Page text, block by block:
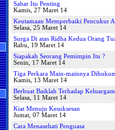
Sabar Itu Penting
Kamis, 27 Maret 14
Keutamaan Memperbaiki Pencukur
Selasa, 25 Maret 14
Surga Di atas Ridha Kedua Orang
Rabu, 19 Maret 14
Siapakah Seorang Pemimpin Itu ?
Senin, 17 Maret 14
Tiga Perkara Main-mainnya
Kamis, 13 Maret 14
Berbuat Baiklah Terhadap
Selasa, 11 Maret 14
Kiat Menuju Kesuksesan
Jumat, 07 Maret 14
Cara Menasehati Penguasa